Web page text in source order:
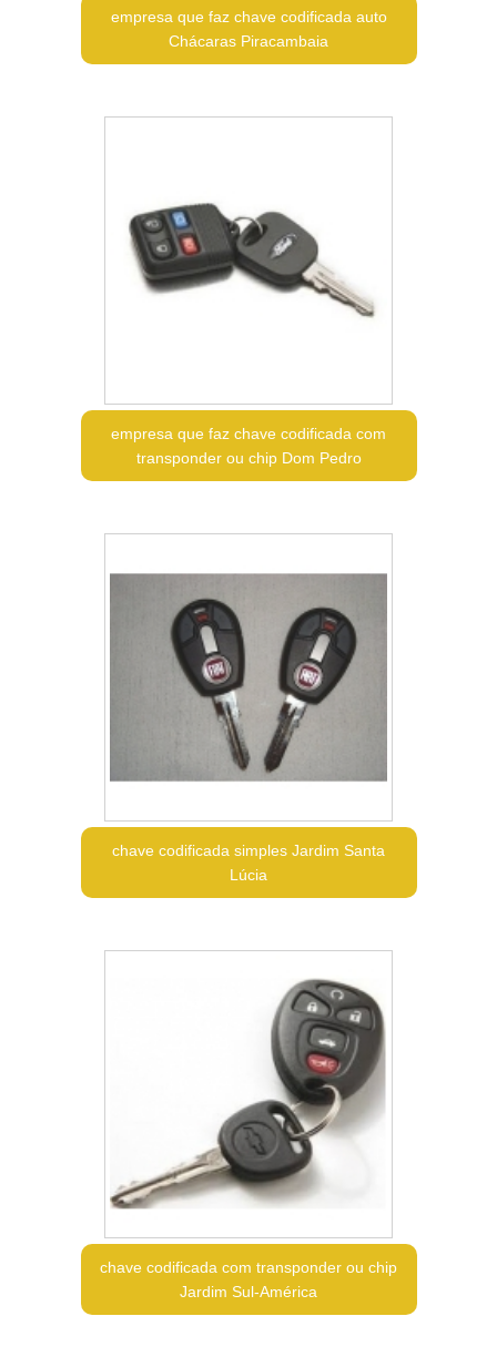
empresa que faz chave codificada auto
Chácaras Piracambaia
empresa que faz chave codificada com
transponder ou chip Dom Pedro
chave codificada simples Jardim Santa
Lúcia
chave codificada com transponder ou chip
Jardim Sul-América